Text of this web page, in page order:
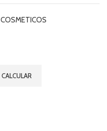
COSMETICOS
CALCULAR